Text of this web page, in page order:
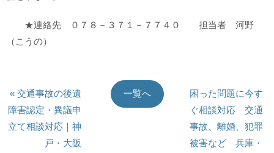
★連絡先 ０７８－３７１－７７４０ 担当者 河野
（こうの）
« 交通事故の後遺
障害認定・異議申
立て相談対応｜神
戸・大阪
一覧へ
困った問題に今す
ぐ相談対応 交通
事故、離婚、犯罪
被害など 兵庫・